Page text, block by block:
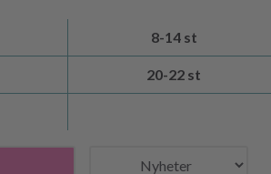
8-14 st
20-22 st